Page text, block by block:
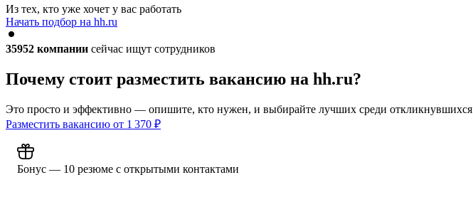
Из тех, кто уже хочет у вас работать
Начать подбор на hh.ru
35952 компании сейчас ищут сотрудников
Почему стоит разместить вакансию на hh.ru?
Это просто и эффективно — опишите, кто нужен, и выбирайте лучших среди откликнувшихся
Разместить вакансию от 1 370 ₽
Бонус — 10 резюме с открытыми контактами